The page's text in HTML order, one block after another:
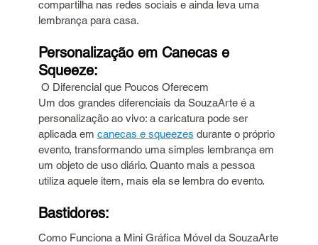
compartilha nas redes sociais e ainda leva uma
lembrança para casa.
Personalização em Canecas e
Squeeze:
O Diferencial que Poucos Oferecem
Um dos grandes diferenciais da SouzaArte é a
personalização ao vivo: a caricatura pode ser
aplicada em canecas e squeezes durante o próprio
evento, transformando uma simples lembrança em
um objeto de uso diário. Quanto mais a pessoa
utiliza aquele item, mais ela se lembra do evento.
Bastidores:
Como Funciona a Mini Gráfica Móvel da SouzaArte